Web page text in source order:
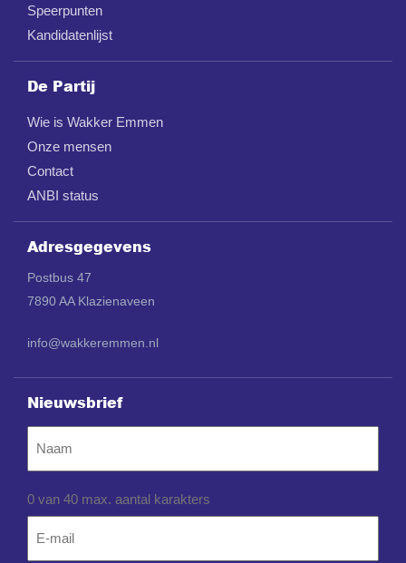
Speerpunten
Kandidatenlijst
De Partij
Wie is Wakker Emmen
Onze mensen
Contact
ANBI status
Adresgegevens
Postbus 47
7890 AA Klazienaveen
info@wakkeremmen.nl
Nieuwsbrief
0 van 40 max. aantal karakters